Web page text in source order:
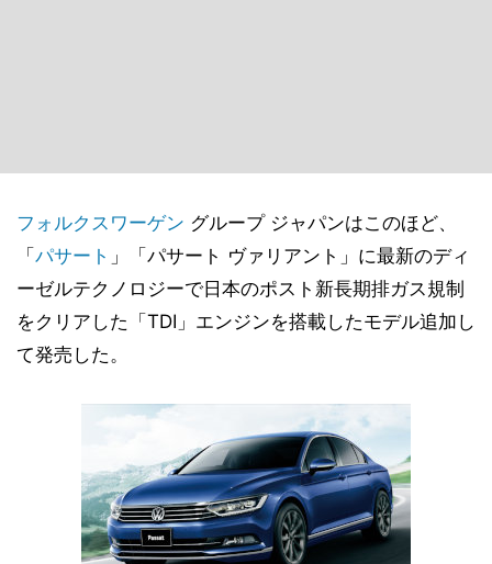
フォルクスワーゲン グループ ジャパンはこのほど、
「 パサート 」「パサート ヴァリアント」に最新のディ
ーゼルテクノロジーで日本のポスト新長期排ガス規制
をクリアした「TDI」エンジンを搭載したモデル追加し
て発売した。